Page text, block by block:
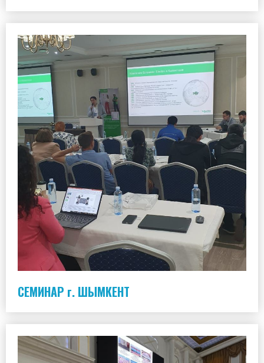
СЕМИНАР г. ШЫМКЕНТ